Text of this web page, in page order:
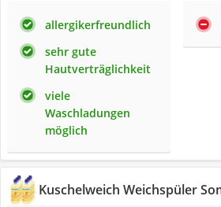
allergikerfreundlich
sehr gute
Hautverträglichkeit
viele
Waschladungen
möglich
Kuschelweich Weichspüler